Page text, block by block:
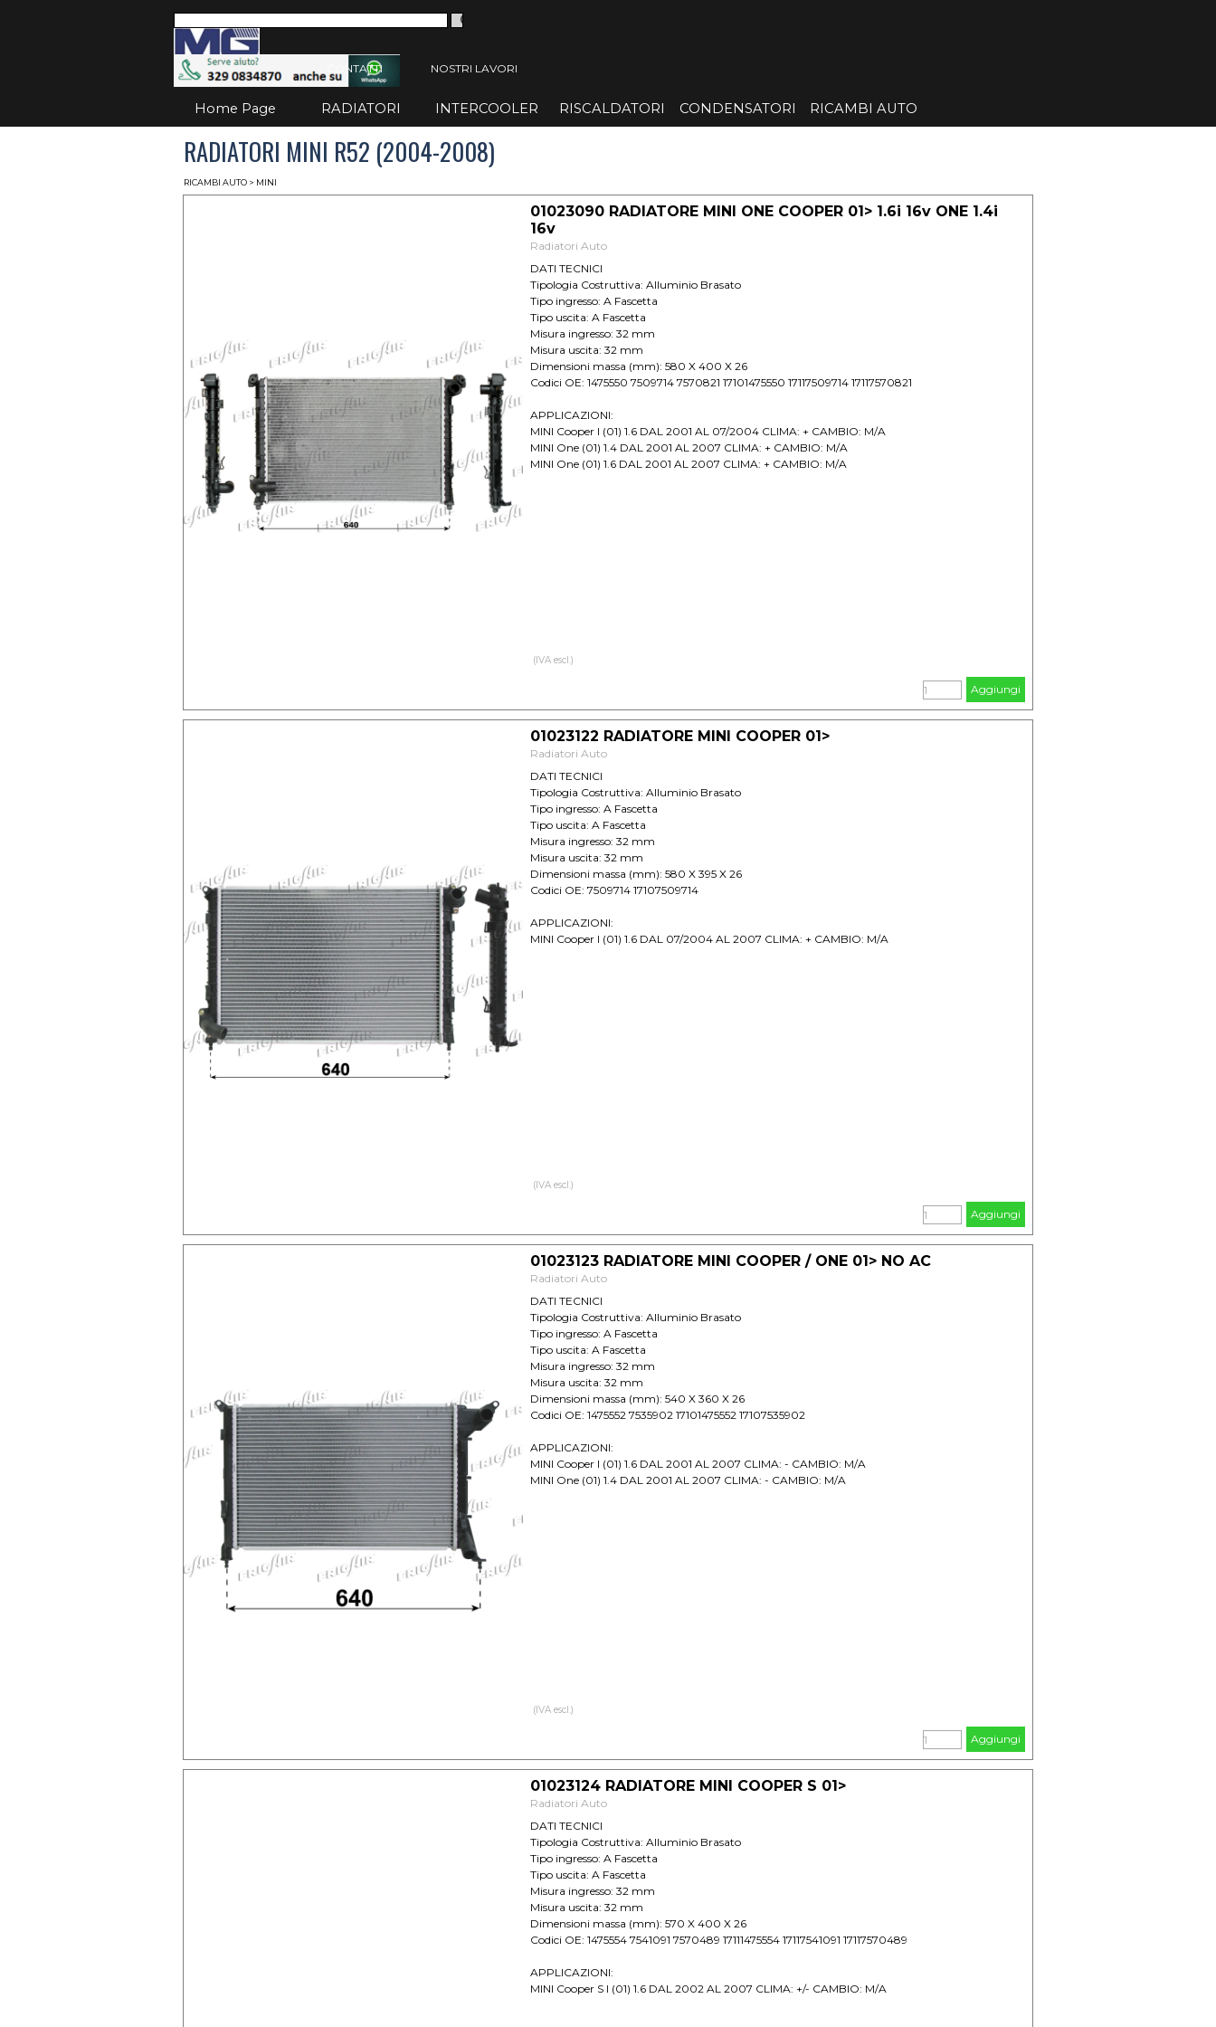
Salta menù
CONTATTI NOSTRI LAVORI
Salta menù
Home Page RADIATORI ▼
INTERCOOLER ▼
RISCALDATORI ▼
CONDENSATORI ▼
RICAMBI AUTO
RADIATORI MINI R52 (2004-2008)
RICAMBI AUTO > MINI
01023090 RADIATORE MINI ONE COOPER 01> 1.6i 16v ONE 1.4i
16v
Radiatori Auto
DATI TECNICI
Tipologia Costruttiva: Alluminio Brasato
Tipo ingresso: A Fascetta
Tipo uscita: A Fascetta
Misura ingresso: 32 mm
Misura uscita: 32 mm
Dimensioni massa (mm): 580 X 400 X 26
Codici OE: 1475550 7509714 7570821 17101475550 17117509714 17117570821
APPLICAZIONI:
MINI Cooper I (01) 1.6 DAL 2001 AL 07/2004 CLIMA: + CAMBIO: M/A
MINI One (01) 1.4 DAL 2001 AL 2007 CLIMA: + CAMBIO: M/A
MINI One (01) 1.6 DAL 2001 AL 2007 CLIMA: + CAMBIO: M/A
(IVA escl.)
Aggiungi
01023122 RADIATORE MINI COOPER 01>
Radiatori Auto
DATI TECNICI
Tipologia Costruttiva: Alluminio Brasato
Tipo ingresso: A Fascetta
Tipo uscita: A Fascetta
Misura ingresso: 32 mm
Misura uscita: 32 mm
Dimensioni massa (mm): 580 X 395 X 26
Codici OE: 7509714 17107509714
APPLICAZIONI:
MINI Cooper I (01) 1.6 DAL 07/2004 AL 2007 CLIMA: + CAMBIO: M/A
(IVA escl.)
Aggiungi
01023123 RADIATORE MINI COOPER / ONE 01> NO AC
Radiatori Auto
DATI TECNICI
Tipologia Costruttiva: Alluminio Brasato
Tipo ingresso: A Fascetta
Tipo uscita: A Fascetta
Misura ingresso: 32 mm
Misura uscita: 32 mm
Dimensioni massa (mm): 540 X 360 X 26
Codici OE: 1475552 7535902 17101475552 17107535902
APPLICAZIONI:
MINI Cooper I (01) 1.6 DAL 2001 AL 2007 CLIMA: - CAMBIO: M/A
MINI One (01) 1.4 DAL 2001 AL 2007 CLIMA: - CAMBIO: M/A
(IVA escl.)
Aggiungi
01023124 RADIATORE MINI COOPER S 01>
Radiatori Auto
DATI TECNICI
Tipologia Costruttiva: Alluminio Brasato
Tipo ingresso: A Fascetta
Tipo uscita: A Fascetta
Misura ingresso: 32 mm
Misura uscita: 32 mm
Dimensioni massa (mm): 570 X 400 X 26
Codici OE: 1475554 7541091 7570489 17111475554 17117541091 17117570489
APPLICAZIONI:
MINI Cooper S I (01) 1.6 DAL 2002 AL 2007 CLIMA: +/- CAMBIO: M/A